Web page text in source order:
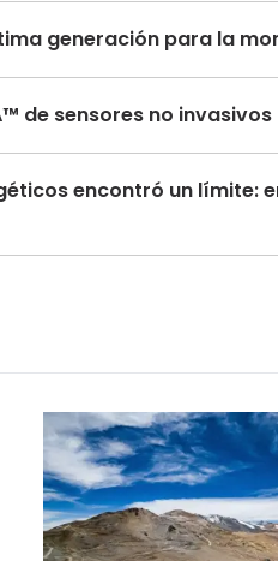
generación para la
de sensores no
encontró un límite: